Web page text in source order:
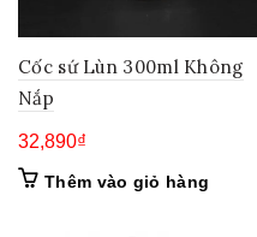
Cốc sứ Lùn 300ml Không
Nắp
32,890₫
Thêm vào giỏ hàng